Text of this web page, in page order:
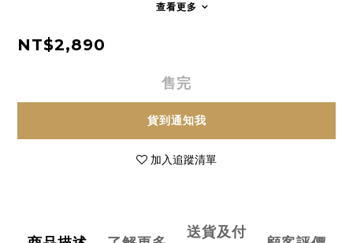
查看更多
NT$2,890
售完
貨到通知我
加入追蹤清單
送貨及付